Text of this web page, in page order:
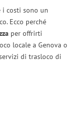
i costi sono un
Ecco perché
per offrirti
locale a Genova o
di trasloco di